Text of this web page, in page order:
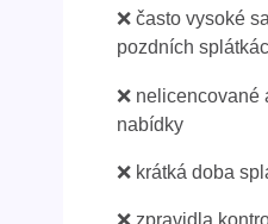
❌ často vysoké
pozdních
❌ nelicencované
nabídky
❌ krátká doba
❌ zpravidla